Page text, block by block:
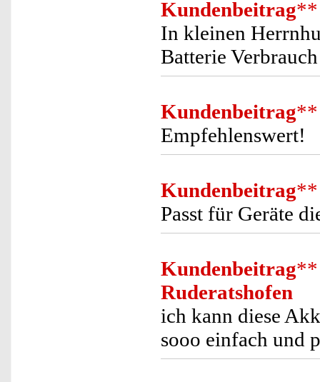
Kundenbeitrag**
In kleinen
Batterie
Kundenbeitrag**
Empfehlenswert!
Kundenbeitrag**
Passt für Geräte
Kundenbeitrag**
Ruderatshofen
ich kann diese
sooo einfach und